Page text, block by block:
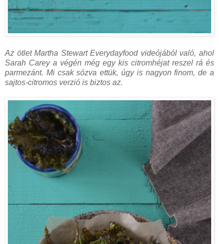
Az ötlet Martha Stewart Everydayfood videójából való, ahol
Sarah Carey a végén még egy kis citromhéjat reszel rá és
parmezánt. Mi csak sózva ettük, úgy is nagyon finom, de a
sajtos-citromos verzió is biztos az.